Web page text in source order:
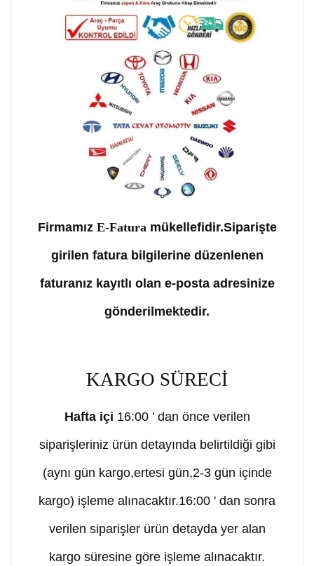
Firmamız E-Fatura mükellefidir.Siparişte
girilen fatura bilgilerine düzenlenen
faturanız kayıtlı olan e-posta adresinize
gönderilmektedir.
KARGO SÜRECİ
Hafta içi 16:00 ' dan önce verilen
siparişleriniz ürün detayında belirtildiği gibi
(aynı gün kargo,ertesi gün,2-3 gün içinde
kargo) işleme alınacaktır.16:00 ' dan sonra
verilen siparişler ürün detayda yer alan
kargo süresine göre işleme alınacaktır.